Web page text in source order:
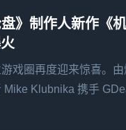
盘》制作人新作《
戏圈再度迎来惊喜。
Mike Klubnika 携手